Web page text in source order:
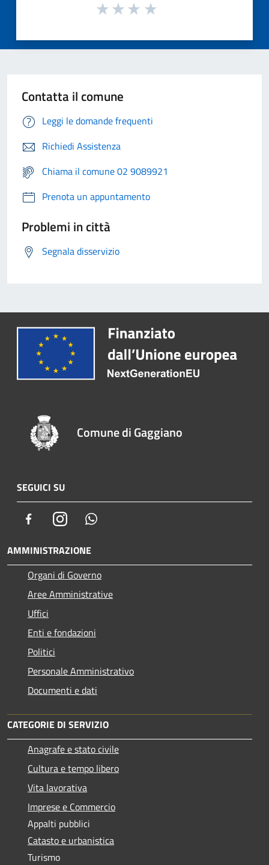
Contatta il comune
Leggi le domande frequenti
Richiedi Assistenza
Chiama il comune 02 9089921
Prenota un appuntamento
Problemi in città
Segnala disservizio
Comune di Gaggiano
SEGUICI SU
FacebookInstagram
AMMINISTRAZIONE
Organi di Governo
Aree Amministrative
Uffici
Enti e fondazioni
Politici
Personale Amministrativo
Documenti e dati
CATEGORIE DI SERVIZIO
Anagrafe e stato civile
Cultura e tempo libero
Vita lavorativa
Imprese e Commercio
Appalti pubblici
Catasto e urbanistica
Turismo